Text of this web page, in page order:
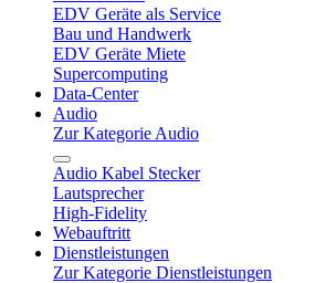
EDV Geräte als Service
Bau und Handwerk
EDV Geräte Miete
Supercomputing
Data-Center
Audio
Zur Kategorie Audio
Audio Kabel Stecker
Lautsprecher
High-Fidelity
Webauftritt
Dienstleistungen
Zur Kategorie Dienstleistungen